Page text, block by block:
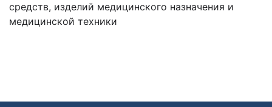
средств, изделий медицинского назначения и
медицинской техники